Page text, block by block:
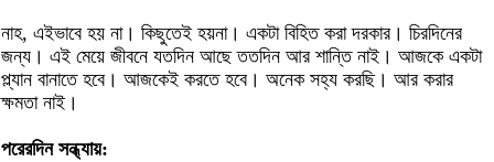
নাহ, এইভাবে হয় না। কিছুতেই হয়না। একটা বিহিত করা দরকার। চিরদিনের
জন্য। এই মেয়ে জীবনে যতদিন আছে ততদিন আর শান্তি নাই। আজকে একটা
প্ল্যান বানাতে হবে। আজকেই করতে হবে। অনেক সহ্য করছি। আর করার
ক্ষমতা নাই।
পরেরদিন সন্ধ্যায়: